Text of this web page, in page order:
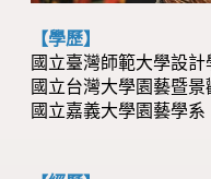
【學歷】
國立臺灣師範大學設
國立台灣大學園藝暨
國立嘉義大學園藝學系